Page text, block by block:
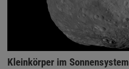
Kleinkörper im Sonnensystem